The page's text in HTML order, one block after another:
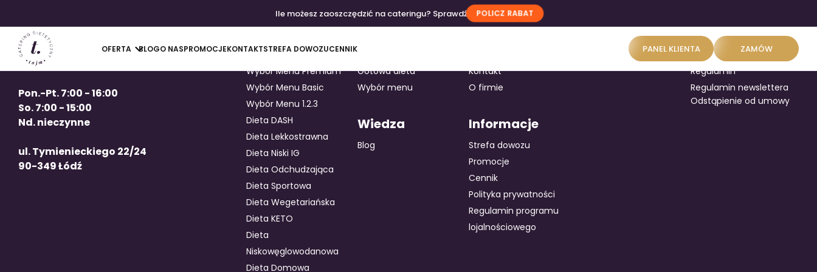
Ile możesz zaoszczędzić na cateringu? Sprawdź POLICZ RABAT
OFERTA BLOGO NASPROMOCJEKONTAKTSTREFA DOWOZUCENNIK PANEL KLIENTA ZAMÓW
tel: +48 663 12 00 12
bok@tajm.pl
Pon.-Pt. 7:00 - 16:00
So. 7:00 - 15:00
Nd. nieczynne
ul. Tymienieckiego 22/24
90-349 Łódź
Diety
Wybór Menu Premium
Wybór Menu Basic
Wybór Menu 1.2.3
Dieta DASH
Dieta Lekkostrawna
Dieta Niski IG
Dieta Odchudzająca
Dieta Sportowa
Dieta Wegetariańska
Dieta KETO
Dieta
Niskowęglowodanowa
Dieta Domowa
Gotowa dieta
Wybór menu
Wiedza
Blog
Kontakt
O firmie
Informacje
Strefa dowozu
Promocje
Cennik
Polityka prywatności
Regulamin programu
lojalnościowego
Panel klienta
Pomoc
Regulamin
Regulamin newslettera
Odstąpienie od umowy